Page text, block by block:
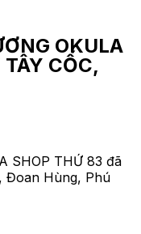
OKULA
CỐC,
SHOP THỨ 83 đã
Đoan Hùng, Phú